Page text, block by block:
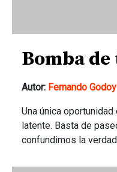
Bomba
Autor: Fernando Godoy
Una única
latente. Basta de
confundimos la